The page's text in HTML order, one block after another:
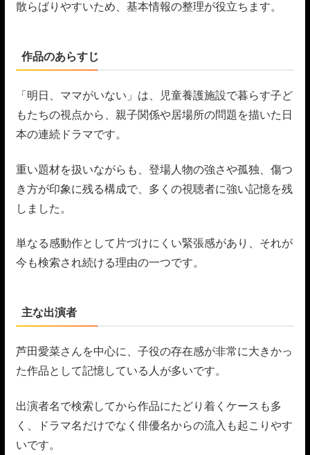
散らばりやすいため、基本情報の整理が役立ちます。
作品のあらすじ
「明日、ママがいない」は、児童養護施設で暮らす子ど
もたちの視点から、親子関係や居場所の問題を描いた日
本の連続ドラマです。
重い題材を扱いながらも、登場人物の強さや孤独、傷つ
き方が印象に残る構成で、多くの視聴者に強い記憶を残
しました。
単なる感動作として片づけにくい緊張感があり、それが
今も検索され続ける理由の一つです。
主な出演者
芦田愛菜さんを中心に、子役の存在感が非常に大きかっ
た作品として記憶している人が多いです。
出演者名で検索してから作品にたどり着くケースも多
く、ドラマ名だけでなく俳優名からの流入も起こりやす
いです。